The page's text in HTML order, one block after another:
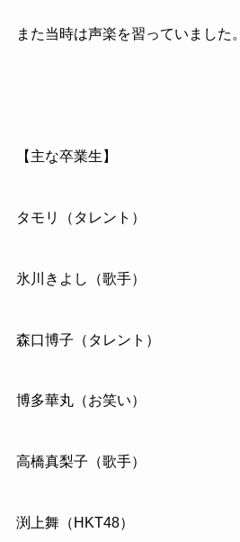
また当時は声楽を習っていました。
【主な卒業生】
タモリ（タレント）
氷川きよし（歌手）
森口博子（タレント）
博多華丸（お笑い）
高橋真梨子（歌手）
渕上舞（HKT48）